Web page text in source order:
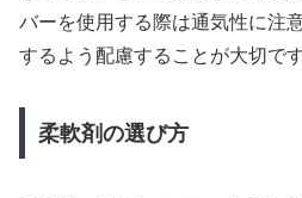
バーを使用する際は通気性に注
するよう配慮することが大切です
柔軟剤の選び方